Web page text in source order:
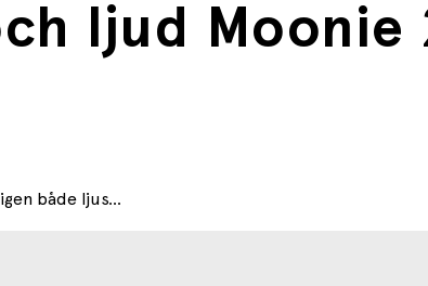
ljud Moonie
både ljus...